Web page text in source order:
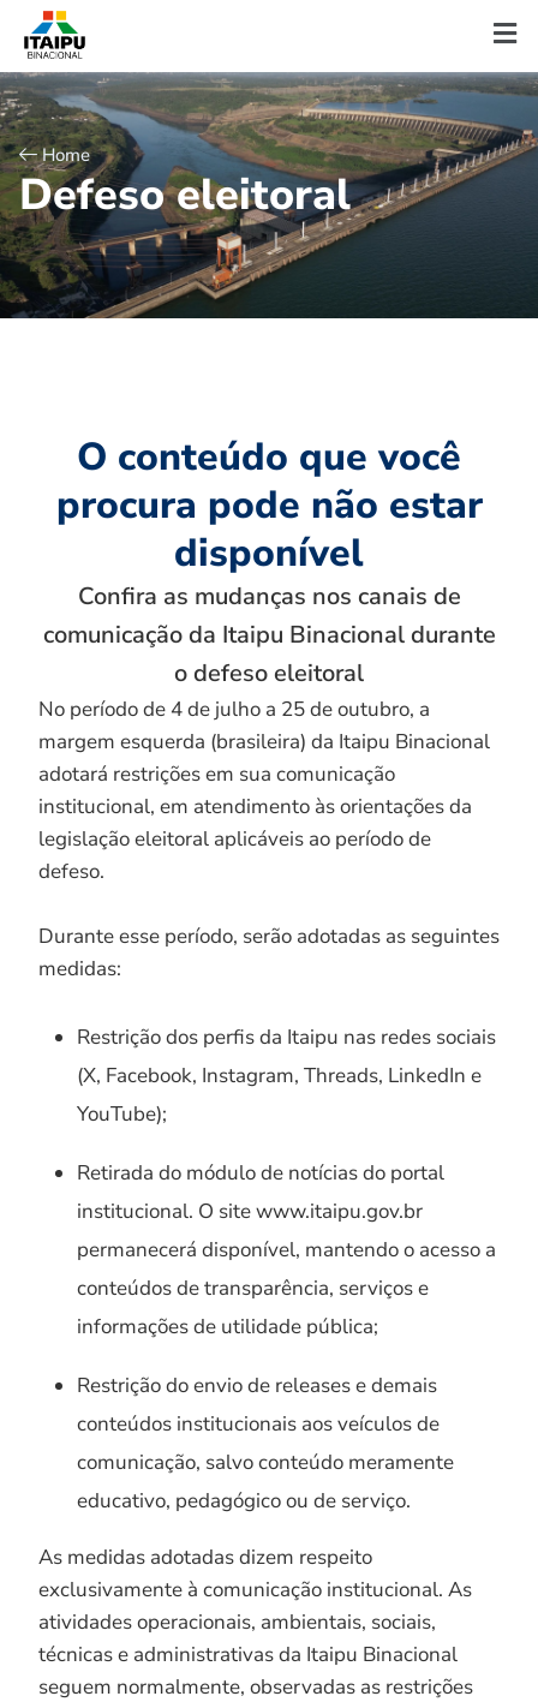
Home
Defeso eleitoral
O conteúdo que você
procura pode não estar
disponível
Confira as mudanças nos canais de
comunicação da Itaipu Binacional durante
o defeso eleitoral
No período de 4 de julho a 25 de outubro, a
margem esquerda (brasileira) da Itaipu Binacional
adotará restrições em sua comunicação
institucional, em atendimento às orientações da
legislação eleitoral aplicáveis ao período de
defeso.
Durante esse período, serão adotadas as seguintes
medidas:
Restrição dos perfis da Itaipu nas redes sociais
(X, Facebook, Instagram, Threads, LinkedIn e
YouTube);
Retirada do módulo de notícias do portal
institucional. O site www.itaipu.gov.br
permanecerá disponível, mantendo o acesso a
conteúdos de transparência, serviços e
informações de utilidade pública;
Restrição do envio de releases e demais
conteúdos institucionais aos veículos de
comunicação, salvo conteúdo meramente
educativo, pedagógico ou de serviço.
As medidas adotadas dizem respeito
exclusivamente à comunicação institucional. As
atividades operacionais, ambientais, sociais,
técnicas e administrativas da Itaipu Binacional
seguem normalmente, observadas as restrições